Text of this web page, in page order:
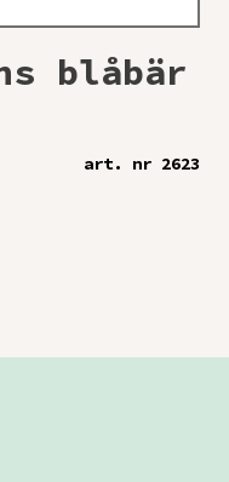
blåbär
art. nr 2623